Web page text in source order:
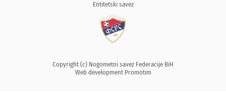
Entitetski savez
Copyright (c) Nogometni savez Federacije BiH
Web development Promotim